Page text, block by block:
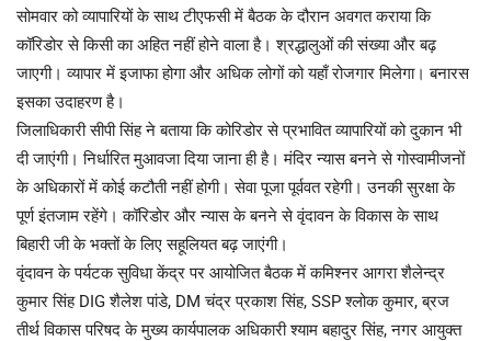
सोमवार को व्यापारियों के साथ टीएफसी में बैठक के दौरान अवगत कराया कि
कॉरिडोर से किसी का अहित नहीं होने वाला है। श्रद्धालुओं की संख्या और बढ़
जाएगी। व्यापार में इजाफा होगा और अधिक लोगों को यहाँ रोजगार मिलेगा। बनारस
इसका उदाहरण है।
जिलाधिकारी सीपी सिंह ने बताया कि कोरिडोर से प्रभावित व्यापारियों को दुकान भी
दी जाएंगी। निर्धारित मुआवजा दिया जाना ही है। मंदिर न्यास बनने से गोस्वामीजनों
के अधिकारों में कोई कटौती नहीं होगी। सेवा पूजा पूर्ववत रहेगी। उनकी सुरक्षा के
पूर्ण इंतजाम रहेंगे। कॉरिडोर और न्यास के बनने से वृंदावन के विकास के साथ
बिहारी जी के भक्तों के लिए सहूलियत बढ़ जाएंगी।
वृंदावन के पर्यटक सुविधा केंद्र पर आयोजित बैठक में कमिश्नर आगरा शैलेन्द्र
कुमार सिंह DIG शैलेश पांडे, DM चंद्र प्रकाश सिंह, SSP श्लोक कुमार, ब्रज
तीर्थ विकास परिषद के मुख्य कार्यपालक अधिकारी श्याम बहादुर सिंह, नगर आयुक्त